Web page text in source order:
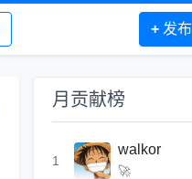
+ 发布
月贡献榜
1
walkor
🚀